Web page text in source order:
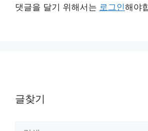
댓글을 달기 위해서는 로그인해야
글찾기